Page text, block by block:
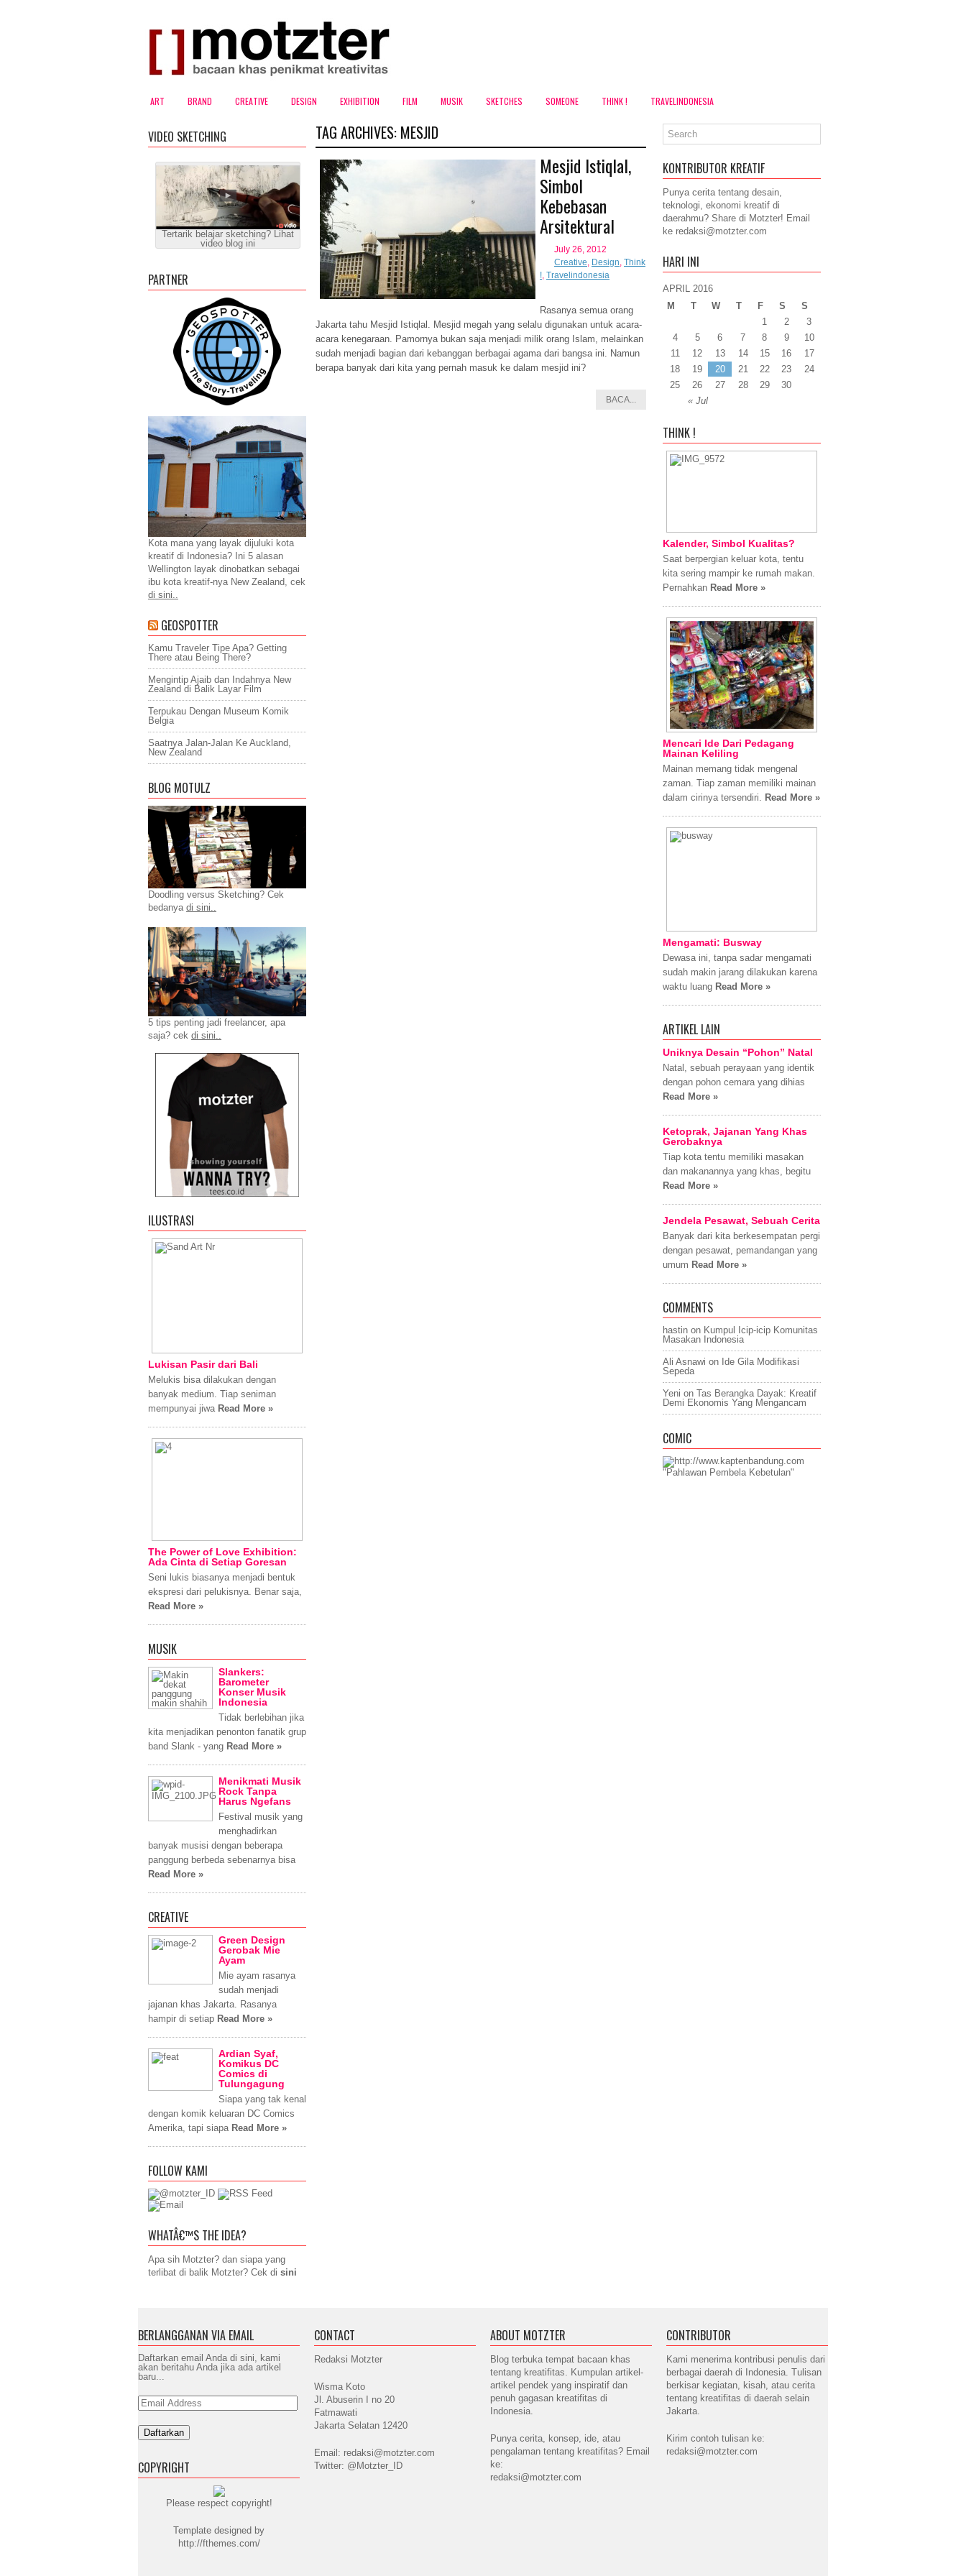
ART BRAND CREATIVE DESIGN EXHIBITION FILM MUSIK SKETCHES SOMEONE THINK ! TRAVELINDONESIA
TAG ARCHIVES: MESJID
Mesjid Istiqlal,
Simbol
Kebebasan
Arsitektural
July 26, 2012
Creative, Design, Think
!, Travelindonesia
Rasanya semua orang
Jakarta tahu Mesjid Istiqlal. Mesjid megah yang selalu digunakan untuk acara-
acara kenegaraan. Pamornya bukan saja menjadi milik orang Islam, melainkan
sudah menjadi bagian dari kebanggan berbagai agama dari bangsa ini. Namun
berapa banyak dari kita yang pernah masuk ke dalam mesjid ini?
BACA...
VIDEO SKETCHING
Tertarik belajar sketching? Lihat
video blog ini
PARTNER
Kota mana yang layak dijuluki kota
kreatif di Indonesia? Ini 5 alasan
Wellington layak dinobatkan sebagai
ibu kota kreatif-nya New Zealand, cek
di sini..
GEOSPOTTER
Kamu Traveler Tipe Apa? Getting
There atau Being There?
Mengintip Ajaib dan Indahnya New
Zealand di Balik Layar Film
Terpukau Dengan Museum Komik
Belgia
Saatnya Jalan-Jalan Ke Auckland,
New Zealand
BLOG MOTULZ
Doodling versus Sketching? Cek
bedanya di sini..
5 tips penting jadi freelancer, apa
saja? cek di sini..
ILUSTRASI
Lukisan Pasir dari Bali
Melukis bisa dilakukan dengan
banyak medium. Tiap seniman
mempunyai jiwa Read More »
The Power of Love Exhibition:
Ada Cinta di Setiap Goresan
Seni lukis biasanya menjadi bentuk
ekspresi dari pelukisnya. Benar saja,
Read More »
MUSIK
Slankers:
Barometer
Konser Musik
Indonesia
Tidak berlebihan jika
kita menjadikan penonton fanatik grup
band Slank - yang Read More »
Menikmati Musik
Rock Tanpa
Harus Ngefans
Festival musik yang
menghadirkan
banyak musisi dengan beberapa
panggung berbeda sebenarnya bisa
Read More »
CREATIVE
Green Design
Gerobak Mie
Ayam
Mie ayam rasanya
sudah menjadi
jajanan khas Jakarta. Rasanya
hampir di setiap Read More »
Ardian Syaf,
Komikus DC
Comics di
Tulungagung
Siapa yang tak kenal
dengan komik keluaran DC Comics
Amerika, tapi siapa Read More »
FOLLOW KAMI
WHATÂ€™S THE IDEA?
Apa sih Motzter? dan siapa yang
terlibat di balik Motzter? Cek di sini
KONTRIBUTOR KREATIF
Punya cerita tentang desain,
teknologi, ekonomi kreatif di
daerahmu? Share di Motzter! Email
ke redaksi@motzter.com
HARI INI
APRIL 2016
M
T W T F S S
« Jul
1 2
3
4
5 6 7 8 9
10
11
12 13 14 15 16
17
18
19 20 21 22 23
24
25
26 27 28 29 30
THINK !
Kalender, Simbol Kualitas?
Saat berpergian keluar kota, tentu
kita sering mampir ke rumah makan.
Pernahkan Read More »
Mencari Ide Dari Pedagang
Mainan Keliling
Mainan memang tidak mengenal
zaman. Tiap zaman memiliki mainan
dalam cirinya tersendiri. Read More »
Mengamati: Busway
Dewasa ini, tanpa sadar mengamati
sudah makin jarang dilakukan karena
waktu luang Read More »
ARTIKEL LAIN
Uniknya Desain “Pohon” Natal
Natal, sebuah perayaan yang identik
dengan pohon cemara yang dihias
Read More »
Ketoprak, Jajanan Yang Khas
Gerobaknya
Tiap kota tentu memiliki masakan
dan makanannya yang khas, begitu
Read More »
Jendela Pesawat, Sebuah Cerita
Banyak dari kita berkesempatan pergi
dengan pesawat, pemandangan yang
umum Read More »
COMMENTS
hastin on Kumpul Icip-icip Komunitas
Masakan Indonesia
Ali Asnawi on Ide Gila Modifikasi
Sepeda
Yeni on Tas Berangka Dayak: Kreatif
Demi Ekonomis Yang Mengancam
COMIC
"Pahlawan Pembela Kebetulan"
BERLANGGANAN VIA EMAIL
Daftarkan email Anda di sini, kami
akan beritahu Anda jika ada artikel
baru...
Email
Address
COPYRIGHT
Please respect copyright!
Template designed by
http://fthemes.com/
CONTACT
Redaksi Motzter
Wisma Koto
Jl. Abuserin I no 20
Fatmawati
Jakarta Selatan 12420
Email: redaksi@motzter.com
Twitter: @Motzter_ID
ABOUT MOTZTER
Blog terbuka tempat bacaan khas
tentang kreatifitas. Kumpulan artikel-
artikel pendek yang inspiratif dan
penuh gagasan kreatifitas di
Indonesia.
Punya cerita, konsep, ide, atau
pengalaman tentang kreatifitas? Email
ke:
redaksi@motzter.com
CONTRIBUTOR
Kami menerima kontribusi penulis dari
berbagai daerah di Indonesia. Tulisan
berkisar kegiatan, kisah, atau cerita
tentang kreatifitas di daerah selain
Jakarta.
Kirim contoh tulisan ke:
redaksi@motzter.com